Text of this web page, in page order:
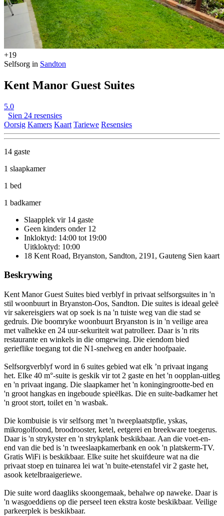
+19
Selfsorg in Sandton
Kent Manor Guest Suites
5.0
Sien 24 resensies
Oorsig Kamers Kaart Tariewe Resensies
14 gaste
1 slaapkamer
1 bed
1 badkamer
Slaapplek vir 14 gaste
Geen kinders onder 12
Inkloktyd: 14:00 tot 19:00
Uitkloktyd: 10:00
18 Kent Road, Bryanston, Sandton, 2191, Gauteng Sien kaart
Beskrywing
Kent Manor Guest Suites bied verblyf in privaat selfsorgsuites in 'n
stil woonbuurt in Bryanston-Oos, Sandton. Die suites is ideaal geleë
vir sakereisgiers wat op soek is na 'n tuiste weg van die stad se
gedruis. Die boomryke woonbuurt Bryanston is in 'n veilige area
met valhekke en 24 uur-sekuriteit wat patrolleer. Daar is 'n rits
restaurante en winkels in die omgewing. Die eiendom bied
gerieflike toegang tot die N1-snelweg en ander hoofpaaie.
Selfsorgverblyf word in 6 suites gebied wat elk ’n privaat ingang
het. Elke 40 m°-suite is geskik vir tot 2 gaste en het 'n oopplan-uitleg
en 'n privaat ingang. Die slaapkamer het 'n koningingrootte-bed en
'n groot hangkas en ingeboude spieëlkas. Die en suite-badkamer het
'n groot stort, toilet en 'n wasbak.
Die kombuisie is vir selfsorg met 'n tweeplaatstpfie, yskas,
mikrogolfoond, broodrooster, ketel, eetgerei en breekware toegerus.
Daar is 'n strykyster en 'n strykplank beskikbaar. Aan die voet-en-
end van die bed is 'n tweeslaapkamerbank en ook 'n platskerm-TV.
Gratis WiFi is beskikbaar. Elke suite het skuifdeure wat na die
privaat stoep en tuinarea lei wat 'n buite-etenstafel vir 2 gaste het,
asook ketelbraaigeriewe.
Die suite word daagliks skoongemaak, behalwe op naweke. Daar is
'n wasgoeddiens op die perseel teen ekstra koste beskikbaar. Veilige
parkeerplek is beskikbaar.